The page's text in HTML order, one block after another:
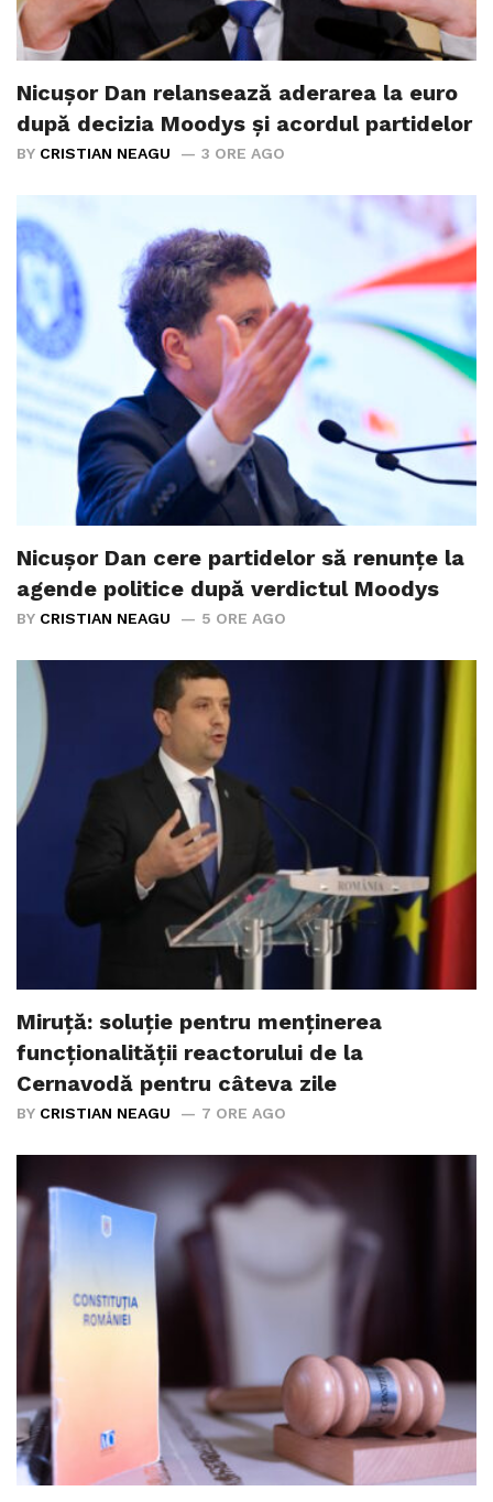
Nicușor Dan relansează aderarea la euro
după decizia Moodys și acordul partidelor
BY CRISTIAN NEAGU 3 ORE AGO
Nicușor Dan cere partidelor să renunțe la
agende politice după verdictul Moodys
BY CRISTIAN NEAGU 5 ORE AGO
Miruță: soluție pentru menținerea
funcționalității reactorului de la
Cernavodă pentru câteva zile
BY CRISTIAN NEAGU 7 ORE AGO